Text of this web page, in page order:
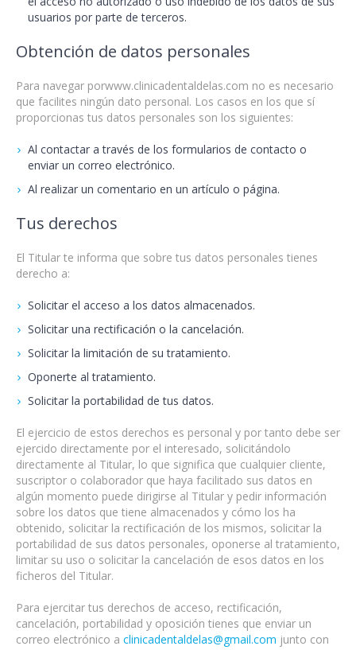
usuarios por parte de terceros.
Obtención de datos personales
Para navegar porwww.clinicadentaldelas.com no es necesario
que facilites ningún dato personal. Los casos en los que sí
proporcionas tus datos personales son los siguientes:
Al contactar a través de los formularios de contacto o
enviar un correo electrónico.
Al realizar un comentario en un artículo o página.
Tus derechos
El Titular te informa que sobre tus datos personales tienes
derecho a:
Solicitar el acceso a los datos almacenados.
Solicitar una rectificación o la cancelación.
Solicitar la limitación de su tratamiento.
Oponerte al tratamiento.
Solicitar la portabilidad de tus datos.
El ejercicio de estos derechos es personal y por tanto debe ser
ejercido directamente por el interesado, solicitándolo
directamente al Titular, lo que significa que cualquier cliente,
suscriptor o colaborador que haya facilitado sus datos en
algún momento puede dirigirse al Titular y pedir información
sobre los datos que tiene almacenados y cómo los ha
obtenido, solicitar la rectificación de los mismos, solicitar la
portabilidad de sus datos personales, oponerse al tratamiento,
limitar su uso o solicitar la cancelación de esos datos en los
ficheros del Titular.
Para ejercitar tus derechos de acceso, rectificación,
cancelación, portabilidad y oposición tienes que enviar un
correo electrónico a clinicadentaldelas@gmail.com junto con